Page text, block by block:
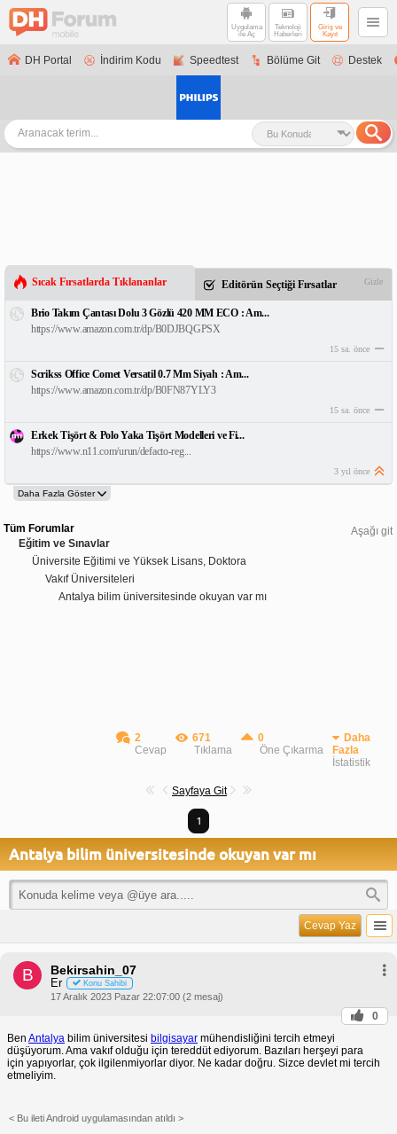
Uygulama
ile Aç
Teknoloji
Haberleri
Giriş ve
Kayıt
DH Portal İndirim Kodu Speedtest Bölüme Git Destek
Sıcak Fırsatlarda Tıklananlar Editörün Seçtiği Fırsatlar Gizle
Brio Takım Çantası Dolu 3 Gözlü 420 MM ECO : Am...
https://www.amazon.com.tr/dp/B0DJBQGPSX
15 sa. önce
Scrikss Office Comet Versatil 0.7 Mm Siyah : Am...
https://www.amazon.com.tr/dp/B0FN87YLY3
15 sa. önce
Erkek Tişört & Polo Yaka Tişört Modelleri ve Fi...
https://www.n11.com/urun/defacto-reg...
3 yıl önce
Aşağı git
Tüm Forumlar
Eğitim ve Sınavlar
Üniversite Eğitimi ve Yüksek Lisans, Doktora
Vakıf Üniversiteleri
Antalya bilim üniversitesinde okuyan var mı
2
Cevap
671
Tıklama
0
Öne Çıkarma
Daha
Fazla
İstatistik
Sayfaya Git
1
Antalya bilim üniversitesinde okuyan var mı
Cevap Yaz
B Bekirsahin_07
Er Konu Sahibi
17 Aralık 2023 Pazar 22:07:00 (2 mesaj)
0
Ben Antalya bilim üniversitesi bilgisayar mühendisliğini tercih etmeyi
düşüyorum. Ama vakıf olduğu için tereddüt ediyorum. Bazıları herşeyi para
için yapıyorlar, çok ilgilenmiyorlar diyor. Ne kadar doğru. Sizce devlet mi tercih
etmeliyim.
< Bu ileti Android uygulamasından atıldı >